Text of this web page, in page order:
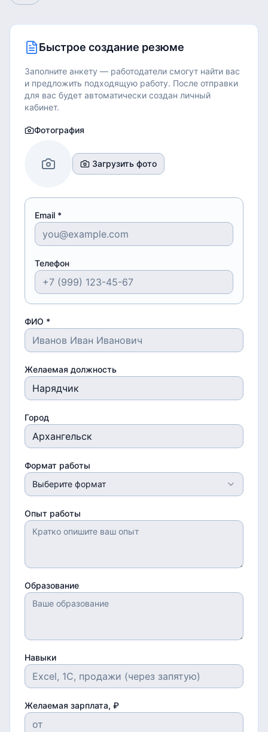
Быстрое создание резюме
Заполните анкету — работодатели смогут найти вас
и предложить подходящую работу. После отправки
для вас будет автоматически создан личный
кабинет.
Фотография
Загрузить фото
Email *
Телефон
ФИО *
Желаемая должность
Город
Формат работы
Выберите формат
Опыт работы
Образование
Навыки
Желаемая зарплата, ₽